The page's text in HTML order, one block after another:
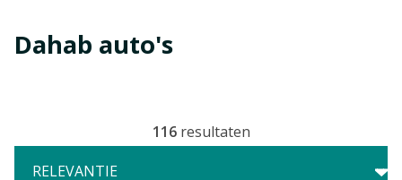
Dahab auto's
116resultaten